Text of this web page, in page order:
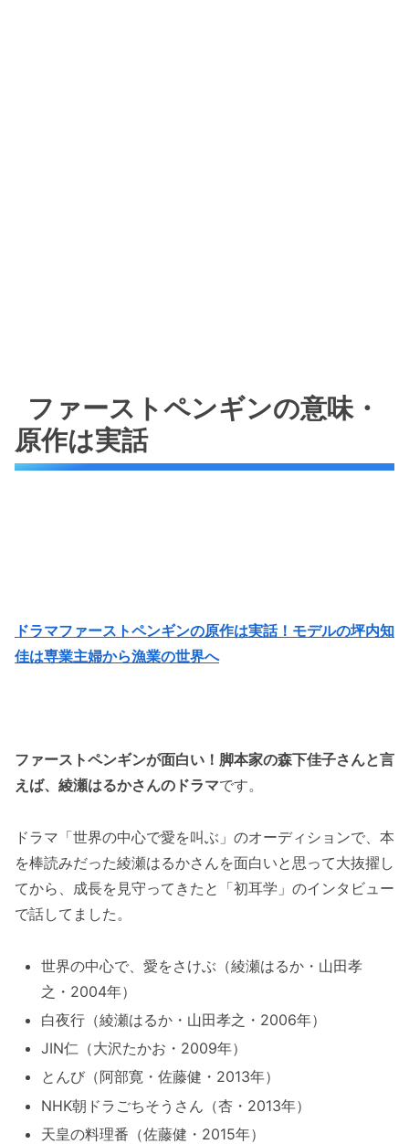
ファーストペンギンの意味・
原作は実話
ドラマファーストペンギンの原作は実話！モデルの坪内知
佳は専業主婦から漁業の世界へ
ファーストペンギンが面白い！脚本家の森下佳子さんと言
えば、綾瀬はるかさんのドラマです。
ドラマ「世界の中心で愛を叫ぶ」のオーディションで、本
を棒読みだった綾瀬はるかさんを面白いと思って大抜擢し
てから、成長を見守ってきたと「初耳学」のインタビュー
で話してました。
世界の中心で、愛をさけぶ（綾瀬はるか・山田孝
之・2004年）
白夜行（綾瀬はるか・山田孝之・2006年）
JIN仁（大沢たかお・2009年）
とんび（阿部寛・佐藤健・2013年）
NHK朝ドラごちそうさん（杏・2013年）
天皇の料理番（佐藤健・2015年）